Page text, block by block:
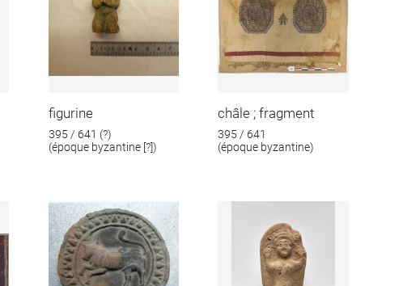
figurine
395 / 641 (?)
(époque byzantine [?])
châle ; fragment
395 / 641
(époque byzantine)